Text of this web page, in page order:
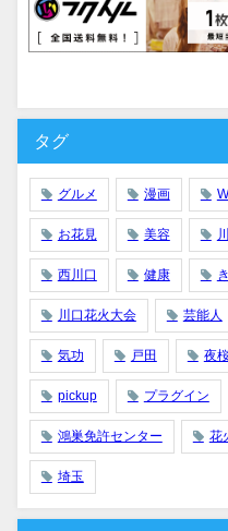
タグ
グルメ 漫画
お花見 美容
西川口 健康
川口花火大会 芸能人
気功 戸田 夜
pickup プラグイン
鴻巣免許センター 花
埼玉